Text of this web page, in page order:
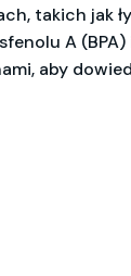
takich jak
A (BPA)
aby